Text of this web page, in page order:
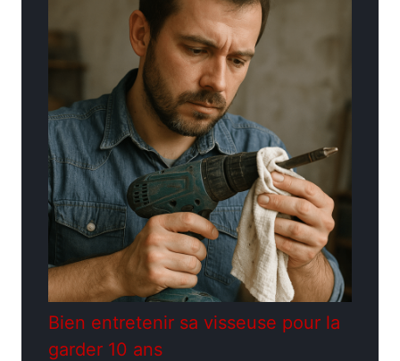
Bien entretenir sa visseuse pour la
garder 10 ans